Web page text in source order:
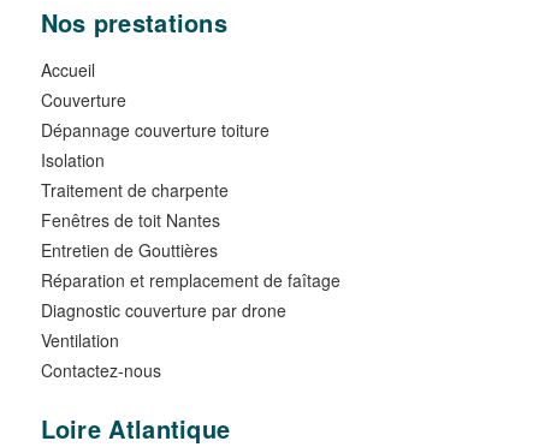
Nos prestations
Accueil
Couverture
Dépannage couverture toiture
Isolation
Traitement de charpente
Fenêtres de toit Nantes
Entretien de Gouttières
Réparation et remplacement de faîtage
Diagnostic couverture par drone
Ventilation
Contactez-nous
Loire Atlantique